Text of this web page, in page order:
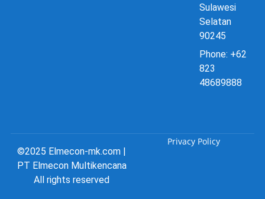
Sulawesi
Selatan
90245
Phone: +62
823
48689888
©2025 Elmecon-mk.com |
PT Elmecon Multikencana
All rights reserved
Privacy Policy